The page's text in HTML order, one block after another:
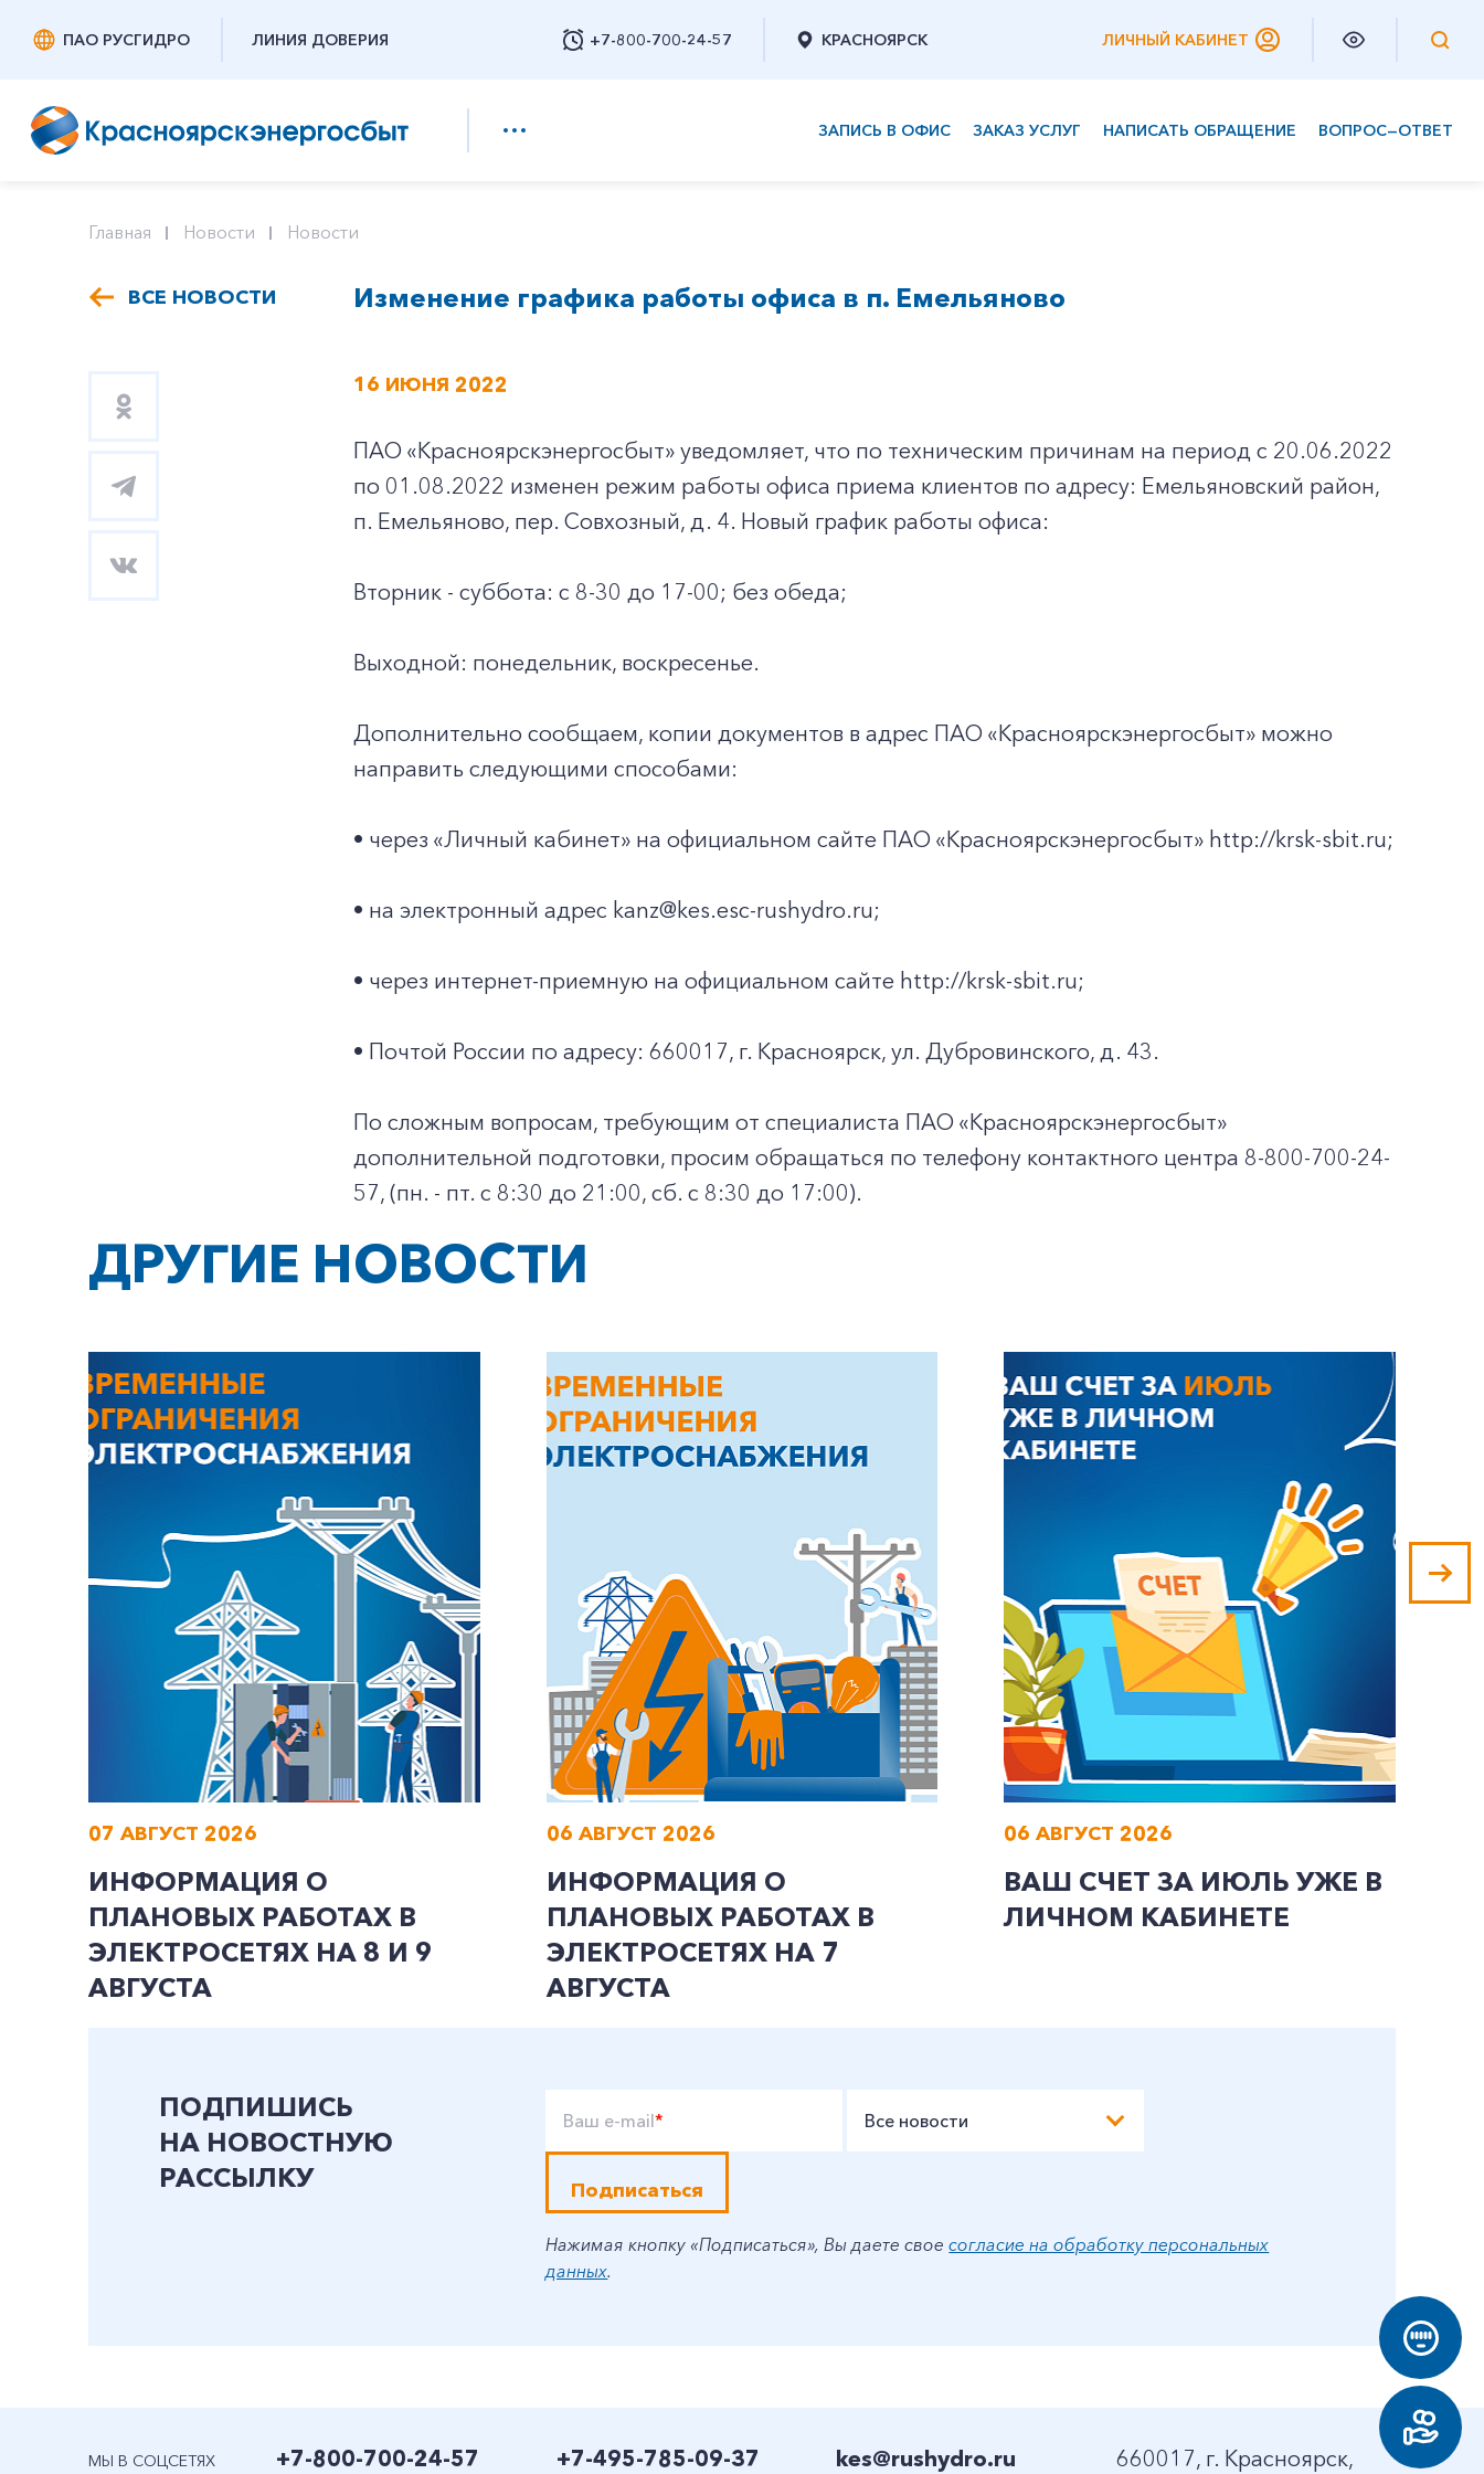
ПАО РУСГИДРО ЛИНИЯ ДОВЕРИЯ +7-800-700-24-57
Заказать обратный звонок
КРАСНОЯРСК ЛИЧНЫЙ КАБИНЕТ
ЗАПИСЬ В ОФИС ЗАКАЗ УСЛУГ НАПИСАТЬ ОБРАЩЕНИЕ ВОПРОС—ОТВЕТ
+7-800-700-24-57
Заказать обратный звонок
Частным клиентам
Главная Новости Новости
ВСЕ НОВОСТИ Изменение графика работы офиса в п. Емельяново
16 ИЮНЯ 2022
ПАО «Красноярскэнергосбыт» уведомляет, что по техническим причинам на период с 20.06.2022
по 01.08.2022 изменен режим работы офиса приема клиентов по адресу: Емельяновский район,
п. Емельяново, пер. Совхозный, д. 4. Новый график работы офиса:
Вторник - суббота: с 8-30 до 17-00; без обеда;
Выходной: понедельник, воскресенье.
Дополнительно сообщаем, копии документов в адрес ПАО «Красноярскэнергосбыт» можно
направить следующими способами:
• через «Личный кабинет» на официальном сайте ПАО «Красноярскэнергосбыт» http://krsk-sbit.ru;
• на электронный адрес kanz@kes.esc-rushydro.ru;
• через интернет-приемную на официальном сайте http://krsk-sbit.ru;
• Почтой России по адресу: 660017, г. Красноярск, ул. Дубровинского, д. 43.
По сложным вопросам, требующим от специалиста ПАО «Красноярскэнергосбыт»
дополнительной подготовки, просим обращаться по телефону контактного центра 8-800-700-24-
57, (пн. - пт. с 8:30 до 21:00, сб. с 8:30 до 17:00).
ДРУГИЕ НОВОСТИ
07 АВГУСТ 2026
ИНФОРМАЦИЯ О
ПЛАНОВЫХ РАБОТАХ В
ЭЛЕКТРОСЕТЯХ НА 8 И 9
АВГУСТА
06 АВГУСТ 2026
ИНФОРМАЦИЯ О
ПЛАНОВЫХ РАБОТАХ В
ЭЛЕКТРОСЕТЯХ НА 7
АВГУСТА
06 АВГУСТ 2026
ВАШ СЧЕТ ЗА ИЮЛЬ УЖЕ В
ЛИЧНОМ КАБИНЕТЕ
ПОДПИШИСЬ
НА НОВОСТНУЮ
РАССЫЛКУ
Ваш e-mail* Все новости
Подписаться
Нажимая кнопку «Подписаться», Вы даете своесогласие на обработку персональных
данных.
МЫ В СОЦСЕТЯХ +7-800-700-24-57 +7-495-785-09-37 kes@rushydro.ru 660017, г. Красноярск,